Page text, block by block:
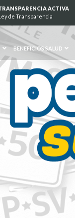
ACTIVA
de Transparencia
BENEFICIOS SALUD